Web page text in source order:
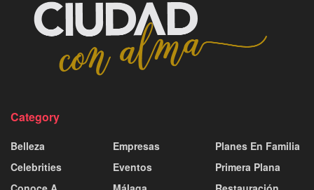
Category
Belleza
Celebrities
Empresas
Eventos
Planes En Familia
Primera Plana